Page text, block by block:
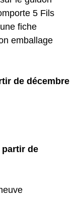
5 Fils
fiche
emballage
de décembre
partir de